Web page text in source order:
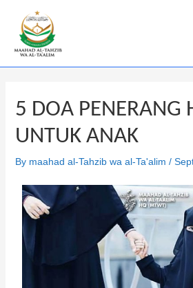
5 DOA PENERANG
UNTUK ANAK
By maahad al-Tahzib wa al-Ta'alim /